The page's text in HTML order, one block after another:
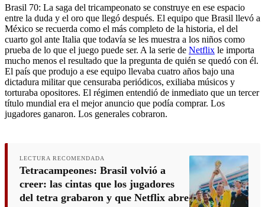
Brasil 70: La saga del tricampeonato se construye en ese espacio
entre la duda y el oro que llegó después. El equipo que Brasil llevó a
México se recuerda como el más completo de la historia, el del
cuarto gol ante Italia que todavía se les muestra a los niños como
prueba de lo que el juego puede ser. A la serie de Netflix le importa
mucho menos el resultado que la pregunta de quién se quedó con él.
El país que produjo a ese equipo llevaba cuatro años bajo una
dictadura militar que censuraba periódicos, exiliaba músicos y
torturaba opositores. El régimen entendió de inmediato que un tercer
título mundial era el mejor anuncio que podía comprar. Los
jugadores ganaron. Los generales cobraron.
LECTURA RECOMENDADA
Tetracampeones: Brasil volvió a
creer: las cintas que los jugadores
del tetra grabaron y que Netflix abre